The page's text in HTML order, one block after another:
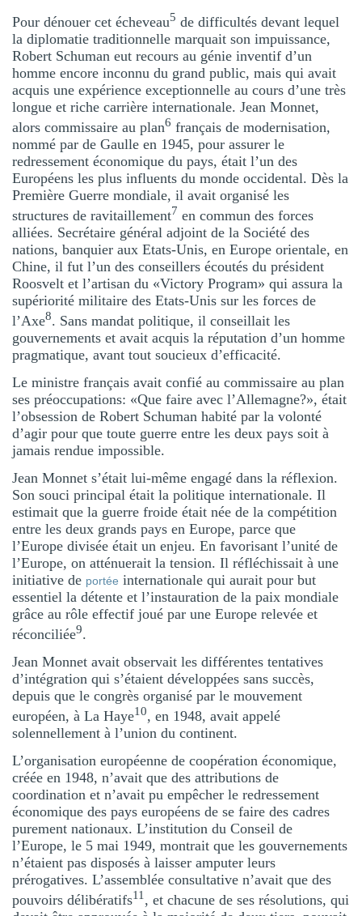
Pour dénouer cet écheveau5 de difficultés devant lequel
la diplomatie traditionnelle marquait son impuissance,
Robert Schuman eut recours au génie inventif d’un
homme encore inconnu du grand public, mais qui avait
acquis une expérience exceptionnelle au cours d’une très
longue et riche carrière internationale. Jean Monnet,
alors commissaire au plan6 français de modernisation,
nommé par de Gaulle en 1945, pour assurer le
redressement économique du pays, était l’un des
Européens les plus influents du monde occidental. Dès la
Première Guerre mondiale, il avait organisé les
structures de ravitaillement7 en commun des forces
alliées. Secrétaire général adjoint de la Société des
nations, banquier aux Etats-Unis, en Europe orientale, en
Chine, il fut l’un des conseillers écoutés du président
Roosvelt et l’artisan du «Victory Program» qui assura la
supériorité militaire des Etats-Unis sur les forces de
l’Axe8. Sans mandat politique, il conseillait les
gouvernements et avait acquis la réputation d’un homme
pragmatique, avant tout soucieux d’efficacité.
Le ministre français avait confié au commissaire au plan
ses préoccupations: «Que faire avec l’Allemagne?», était
l’obsession de Robert Schuman habité par la volonté
d’agir pour que toute guerre entre les deux pays soit à
jamais rendue impossible.
Jean Monnet s’était lui-même engagé dans la réflexion.
Son souci principal était la politique internationale. Il
estimait que la guerre froide était née de la compétition
entre les deux grands pays en Europe, parce que
l’Europe divisée était un enjeu. En favorisant l’unité de
l’Europe, on atténuerait la tension. Il réfléchissait à une
initiative de portée internationale qui aurait pour but
essentiel la détente et l’instauration de la paix mondiale
grâce au rôle effectif joué par une Europe relevée et
réconciliée9.
Jean Monnet avait observait les différentes tentatives
d’intégration qui s’étaient développées sans succès,
depuis que le congrès organisé par le mouvement
européen, à La Haye10, en 1948, avait appelé
solennellement à l’union du continent.
L’organisation européenne de coopération économique,
créée en 1948, n’avait que des attributions de
coordination et n’avait pu empêcher le redressement
économique des pays européens de se faire des cadres
purement nationaux. L’institution du Conseil de
l’Europe, le 5 mai 1949, montrait que les gouvernements
n’étaient pas disposés à laisser amputer leurs
prérogatives. L’assemblée consultative n’avait que des
pouvoirs délibératifs11 , et chacune de ses résolutions, qui